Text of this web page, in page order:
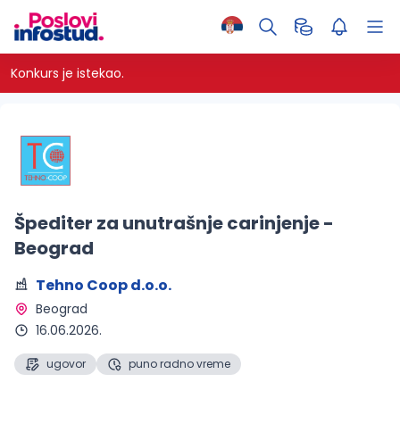
Konkurs je istekao.
Špediter za unutrašnje carinjenje -
Beograd
Tehno Coop d.o.o.
Beograd
16.06.2026.
ugovor puno radno vreme